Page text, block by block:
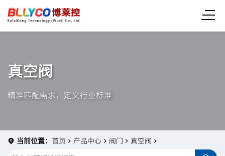
真空阀
精准匹配需求，定义行业标准
当前位置： 首页 产品中心 阀门 真空阀